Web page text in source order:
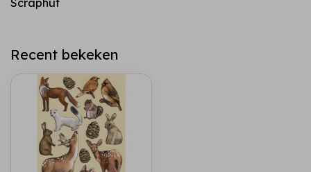
Scraphut
Recent bekeken